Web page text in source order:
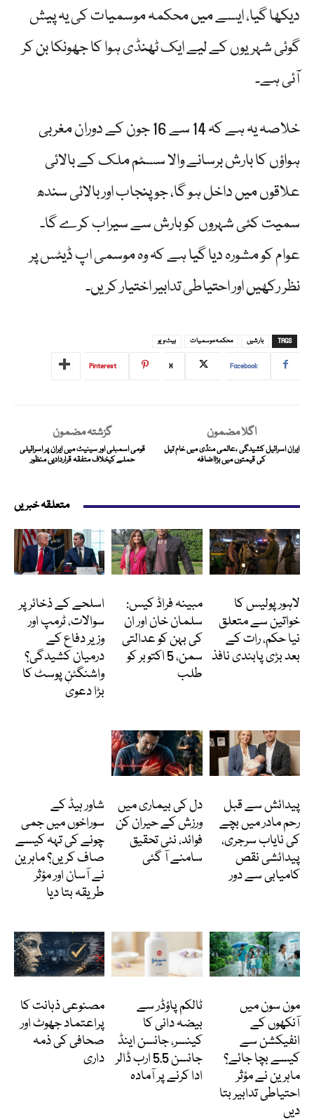
دیکھا گیا، ایسے میں محکمہ موسمیات کی یہ پیش
گوئی شہریوں کے لیے ایک ٹھنڈی ہوا کا جھونکا بن کر
آئی ہے۔
خلاصہ یہ ہے کہ 14 سے 16 جون کے دوران مغربی
ہواؤں کا بارش برسانے والا سسٹم ملک کے بالائی
علاقوں میں داخل ہو گا، جو پنجاب اور بالائی سندھ
سمیت کئی شہروں کو بارش سے سیراب کرے گا۔
عوام کو مشورہ دیا گیا ہے کہ وہ موسمی اپ ڈیٹس پر
نظر رکھیں اور احتیاطی تدابیر اختیار کریں۔
TAGS بارشیں محکمہ موسمیات ہیٹ ویو
Facebook
X
Pinterest
گزشتہ مضمون
قومی اسمبلی اور سینیٹ میں ایران پر اسرائیلی
حملے کیخلاف متفقہ قراردادیں منظور
اگلا مضمون
ایران اسرائیل کشیدگی ،عالمی منڈی میں خام تیل
کی قیمتوں میں بڑااضافہ
متعلقہ خبریں
لاہور پولیس کا
خواتین سے متعلق
نیا حکم، رات کے
بعد بڑی پابندی نافذ
مبینہ فراڈ کیس:
سلمان خان اور ان
کی بہن کو عدالتی
سمن، 5 اکتوبر کو
طلب
اسلحے کے ذخائر پر
سوالات، ٹرمپ اور
وزیر دفاع کے
درمیان کشیدگی؟
واشنگٹن پوسٹ کا
بڑا دعویٰ
پیدائش سے قبل
رحم مادر میں بچے
کی نایاب سرجری،
پیدائشی نقص
کامیابی سے دور
دل کی بیماری میں
ورزش کے حیران کن
فوائد، نئی تحقیق
سامنے آ گئی
شاور ہیڈ کے
سوراخوں میں جمی
چونے کی تہہ کیسے
صاف کریں؟ ماہرین
نے آسان اور مؤثر
طریقہ بتا دیا
مون سون میں
آنکھوں کے
انفیکشن سے
کیسے بچا جائے؟
ماہرین نے مؤثر
احتیاطی تدابیر بتا
دیں
ٹالکم پاؤڈر سے
بیضہ دانی کا
کینسر، جانسن اینڈ
جانسن 5.5 ارب ڈالر
ادا کرنے پر آمادہ
مصنوعی ذہانت کا
پراعتماد جھوٹ اور
صحافی کی ذمہ
داری